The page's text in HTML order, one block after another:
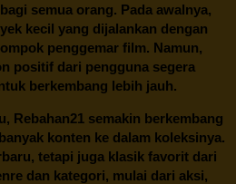
semua orang. Pada awalnya,
kecil yang dijalankan dengan
penggemar film. Namun,
positif dari pengguna segera
berkembang lebih jauh.
Rebahan21 semakin berkembang
konten ke dalam koleksinya.
tetapi juga klasik favorit dari
dan kategori, mulai dari aksi,